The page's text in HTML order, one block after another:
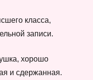
класса,
записи.
хорошо
и сдержанная.